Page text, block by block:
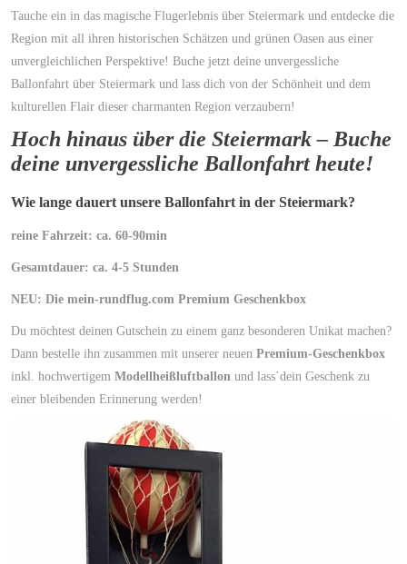
Tauche ein in das magische Flugerlebnis über Steiermark und entdecke die
Region mit all ihren historischen Schätzen und grünen Oasen aus einer
unvergleichlichen Perspektive! Buche jetzt deine unvergessliche
Ballonfahrt über Steiermark und lass dich von der Schönheit und dem
kulturellen Flair dieser charmanten Region verzaubern!
Hoch hinaus über die Steiermark – Buche
deine unvergessliche Ballonfahrt heute!
Wie lange dauert unsere Ballonfahrt in der Steiermark?
reine Fahrzeit: ca. 60-90min
Gesamtdauer: ca. 4-5 Stunden
NEU: Die mein-rundflug.com Premium Geschenkbox
Du möchtest deinen Gutschein zu einem ganz besonderen Unikat machen?
Dann bestelle ihn zusammen mit unserer neuenPremium-Geschenkbox
inkl. hochwertigemModellheißluftballonund lass`dein Geschenk zu
einer bleibenden Erinnerung werden!